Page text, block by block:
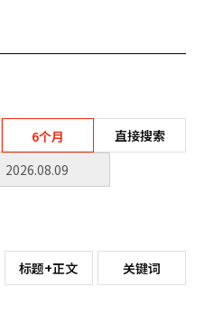
6个月 直接搜索
标题+正文 关键词